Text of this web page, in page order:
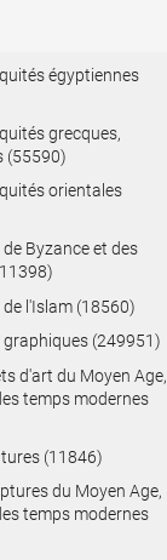
égyptiennes
grecques,
(55590)
orientales
Byzance et des
l'Islam (18560)
(249951)
d'art du Moyen Age,
temps modernes
(11846)
du Moyen Age,
temps modernes